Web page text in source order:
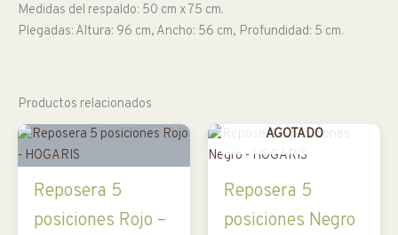
Medidas del respaldo: 50 cm x 75 cm.
Plegadas: Altura: 96 cm, Ancho: 56 cm, Profundidad: 5 cm.
Productos relacionados
Reposera 5
posiciones Rojo –
AGOTADO
Reposera 5
posiciones Negro